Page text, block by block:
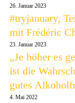
26. Januar 2023
#tryjanuary,
mit Frédéric
23. Januar 2023
„Je höher es
ist die
gutes
4. Mai 2022